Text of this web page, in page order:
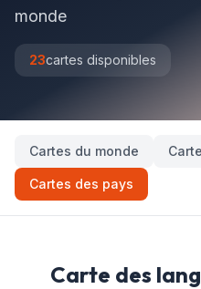
monde
23cartes disponibles
Cartes du monde
Cartes des pays
Carte des